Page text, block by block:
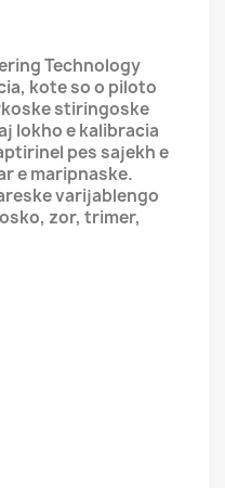
Technology
kote so o piloto
stiringoske
lokho e kalibracia
pes sajekh e
e maripnaske.
varijablengo
zor, trimer,